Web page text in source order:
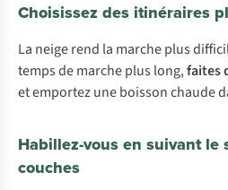
Choisissez des itinéraires
La neige rend la marche plus
temps de marche plus long,faites
et emportez une boisson chaude
Habillez-vous en suivant le
couches